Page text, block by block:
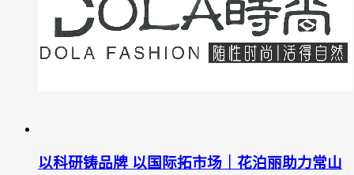
以科研铸品牌 以国际拓市场｜花泊丽助力常山